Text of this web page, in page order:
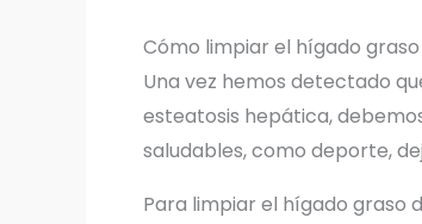
Cómo limpiar el hígado
Una vez hemos detectado
esteatosis hepática,
saludables, como deporte,
Para limpiar el hígado graso